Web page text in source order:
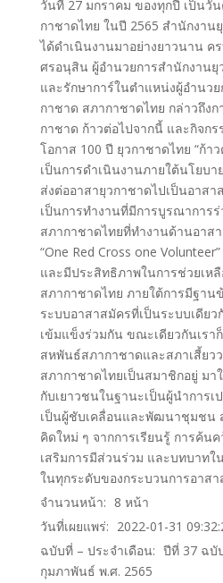
วันที่ 27 มกราคม ของทุกปี เป็นวั
กาชาดไทย ในปี 2565 สำนักงาน
ได้ดำเนินงานมาอย่างยาวนาน ค
ศรอนุสิน ผู้อำนวยการสำนักงาน
และรักษาการ์ในตำแหน่งผู้อำนว
กาชาด สภากาชาดไทย กล่าวถึงก
กาชาด ก้าวต่อไปจากนี้ และกิจกร
โอกาส 100 ปี ยุวกาชาดไทย “ก้า
เป็นการดำเนินงานภายใต้นโยบ
ส่งต่ออาสายุวกาชาดไปเป็นอาส
เป็นการทำงานที่มีการบูรณาการ
สภากาชาดไทยที่ทำงานด้านอาส
“One Red Cross one
และมีประสิทธิภาพในการช่วยเห
สภากาชาดไทย ภายใต้การมีฐาน
ระบบอาสาสมัครที่เป็นระบบเดีย
เข้มแข็งร่วมกัน ขณะเดียวกันเรา
สหพันธ์สภากาชาดและสภาเสี้ยว
สภากาชาดไทยเป็นสมาชิกอยู่ ม
กับเยาวชนในฐานะเป็นผู้นำการ
เป็นผู้ชับเคลื่อนและพัฒนาชุมชน
คิดใหม่ ๆ จากการเรียนรู้ การค้น
เสริมการมีส่วนร่วม และบทบาทใ
ในทุกระดับของกระบวนการอาสา
จำนวนหน้า: 8 หน้า
วันที่เผยแพร่: 2022-01-31
ฉบับที่ – ประจำเดือน: ปีที่ 37 ฉบั
กุมภาพันธ์ พ.ศ. 2565